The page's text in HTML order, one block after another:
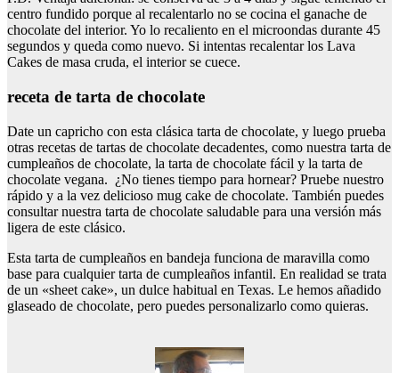
centro fundido porque al recalentarlo no se cocina el ganache de
chocolate del interior. Yo lo recaliento en el microondas durante 45
segundos y queda como nuevo. Si intentas recalentar los Lava
Cakes de masa cruda, el interior se cuece.
receta de tarta de chocolate
Date un capricho con esta clásica tarta de chocolate, y luego prueba
otras recetas de tartas de chocolate decadentes, como nuestra tarta de
cumpleaños de chocolate, la tarta de chocolate fácil y la tarta de
chocolate vegana. ¿No tienes tiempo para hornear? Pruebe nuestro
rápido y a la vez delicioso mug cake de chocolate. También puedes
consultar nuestra tarta de chocolate saludable para una versión más
ligera de este clásico.
Esta tarta de cumpleaños en bandeja funciona de maravilla como
base para cualquier tarta de cumpleaños infantil. En realidad se trata
de un «sheet cake», un dulce habitual en Texas. Le hemos añadido
glaseado de chocolate, pero puedes personalizarlo como quieras.